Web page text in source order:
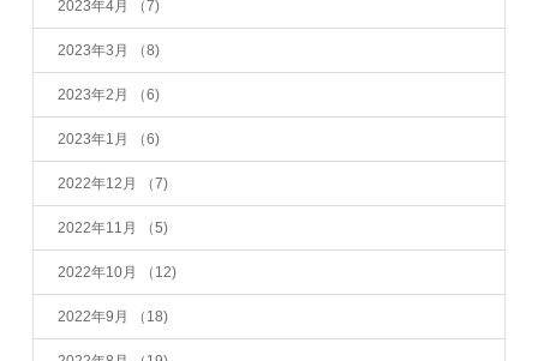
2023年4月 （7)
2023年3月 （8)
2023年2月 （6)
2023年1月 （6)
2022年12月 （7)
2022年11月 （5)
2022年10月 （12)
2022年9月 （18)